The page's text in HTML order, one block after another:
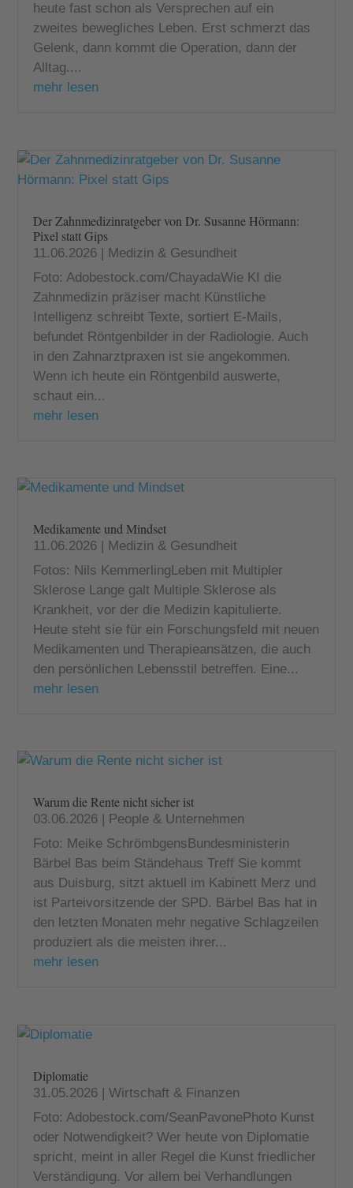
heute fast schon als Versprechen auf ein
zweites bewegliches Leben. Erst schmerzt das
Gelenk, dann kommt die Operation, dann der
Alltag....
mehr lesen
Der Zahnmedizinratgeber von Dr. Susanne Hörmann:
Pixel statt Gips
11.06.2026 | Medizin & Gesundheit
Foto: Adobestock.com/ChayadaWie KI die
Zahnmedizin präziser macht Künstliche
Intelligenz schreibt Texte, sortiert E-Mails,
befundet Röntgenbilder in der Radiologie. Auch
in den Zahnarztpraxen ist sie angekommen.
Wenn ich heute ein Röntgenbild auswerte,
schaut ein...
mehr lesen
Medikamente und Mindset
11.06.2026 | Medizin & Gesundheit
Fotos: Nils KemmerlingLeben mit Multipler
Sklerose Lange galt Multiple Sklerose als
Krankheit, vor der die Medizin kapitulierte.
Heute steht sie für ein Forschungsfeld mit neuen
Medikamenten und Therapieansätzen, die auch
den persönlichen Lebensstil betreffen. Eine...
mehr lesen
Warum die Rente nicht sicher ist
03.06.2026
People & Unternehmen
Foto: Meike SchrömbgensBundesministerin
Bärbel Bas beim Ständehaus Treff Sie kommt
aus Duisburg, sitzt aktuell im Kabinett Merz und
ist Parteivorsitzende der SPD. Bärbel Bas hat in
den letzten Monaten mehr negative Schlagzeilen
produziert als die meisten ihrer...
mehr lesen
Diplomatie
31.05.2026 |Wirtschaft & Finanzen
Foto: Adobestock.com/SeanPavonePhoto Kunst
oder Notwendigkeit? Wer heute von Diplomatie
spricht, meint in aller Regel die Kunst friedlicher
Verständigung. Vor allem bei Verhandlungen